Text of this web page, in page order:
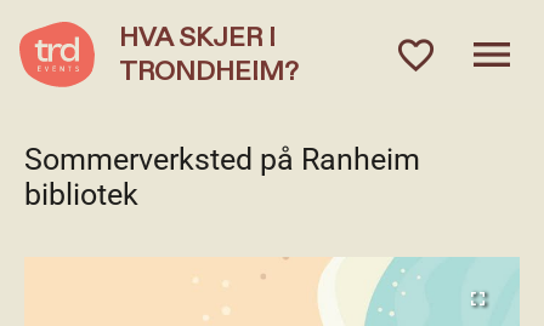
HVA SKJER I
TRONDHEIM?
favorite_outlinedmenu
Sommerverksted på Ranheim
bibliotek
fullscreen